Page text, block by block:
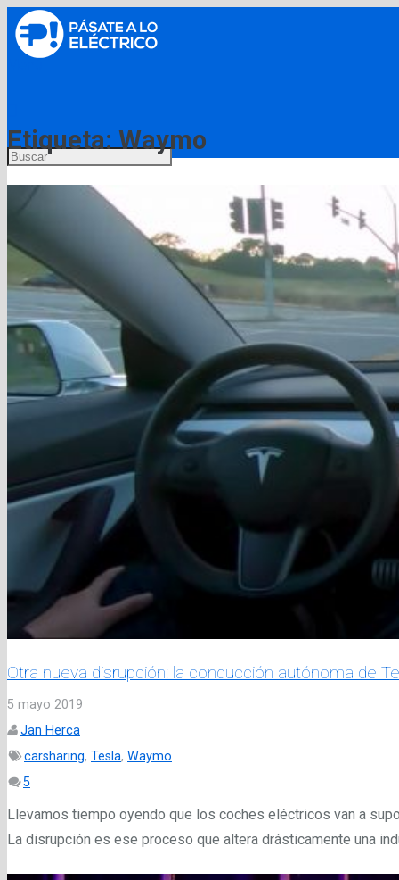
Etiqueta:Waymo
Otra nueva disrupción: la conducción autónoma de
5 mayo 2019
Jan Herca
carsharing, Tesla, Waymo
5Comentarios
Llevamos tiempo oyendo que los coches eléctricos van a
La disrupción es ese proceso que altera drásticamente una